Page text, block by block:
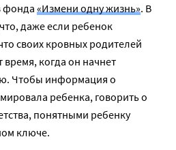
фонда «Измени одну жизнь». В
даже если ребенок
своих кровных родителей
когда он начнет
Чтобы информация о
ребенка, говорить о
понятными ребенку
ключе.